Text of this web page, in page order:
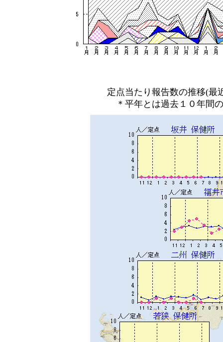
定点当たり報告数の推移(最
＊平年とは過去１０年間の